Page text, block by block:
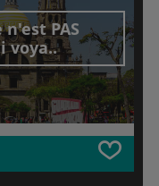
PAS
voya..